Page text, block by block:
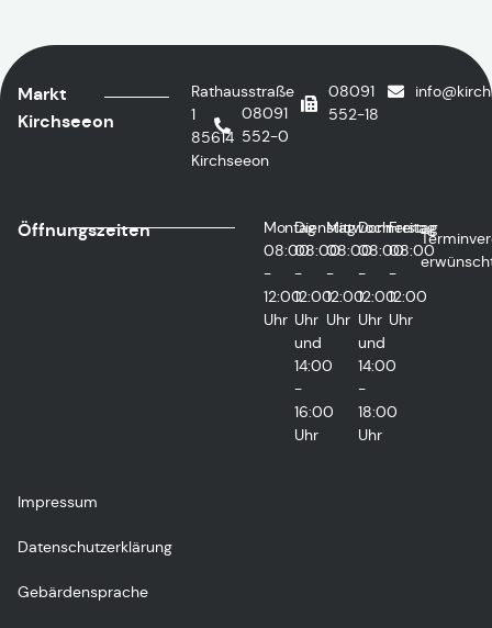
Markt
Kirchseeon
Rathausstraße
1
85614
Kirchseeon
08091
552-0
08091
552-18
Öffnungszeiten
Montag
08:00
-
12:00
Uhr
Dienstag
08:00
-
12:00
Uhr
und
14:00
-
16:00
Uhr
Mittwoch
08:00
-
12:00
Uhr
Donnerstag
08:00
-
12:00
Uhr
und
14:00
-
18:00
Uhr
Freitag
08:00
-
12:00
Uhr
Impressum
Datenschutzerklärung
Gebärdensprache